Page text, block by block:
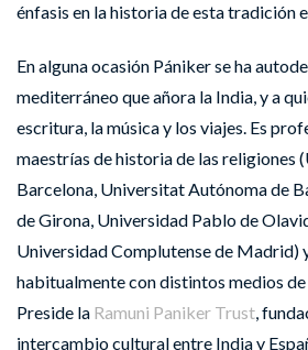
énfasis en la historia de esta tradición
En alguna ocasión Pániker se ha
mediterráneo que añora la India, y a
escritura, la música y los viajes. Es
maestrías de historia de las religiones
Barcelona, Universitat Autónoma de
de Girona, Universidad Pablo de
Universidad Complutense de Madrid)
habitualmente con distintos medios
Preside la Ramuni Paniker Trust,
intercambio cultural entre India y